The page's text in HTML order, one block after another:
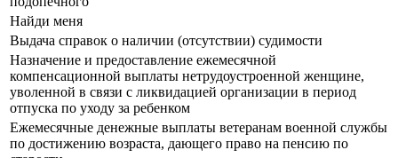
Найди меня
Выдача справок о наличии (отсутствии) судимости
Назначение и предоставление ежемесячной
компенсационной выплаты нетрудоустроенной женщине,
уволенной в связи с ликвидацией организации в период
отпуска по уходу за ребенком
Ежемесячные денежные выплаты ветеранам военной службы
по достижению возраста, дающего право на пенсию по